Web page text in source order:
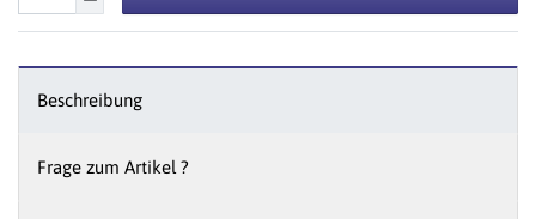
Beschreibung
Frage zum Artikel ?